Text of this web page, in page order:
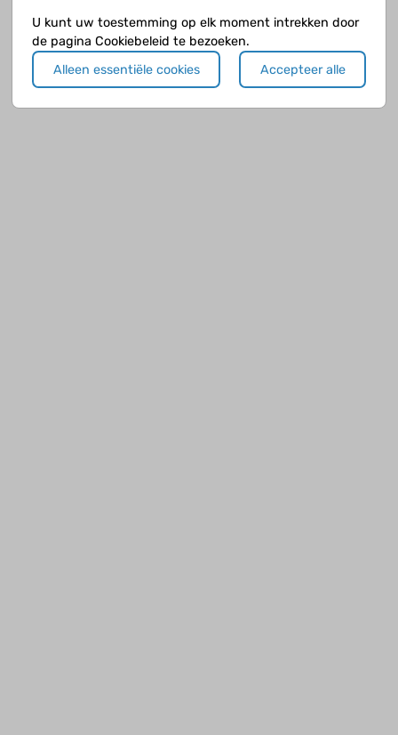
U kunt uw toestemming op elk moment intrekken door
de pagina Cookiebeleid te bezoeken.
Alleen essentiële cookies
Accepteer alle